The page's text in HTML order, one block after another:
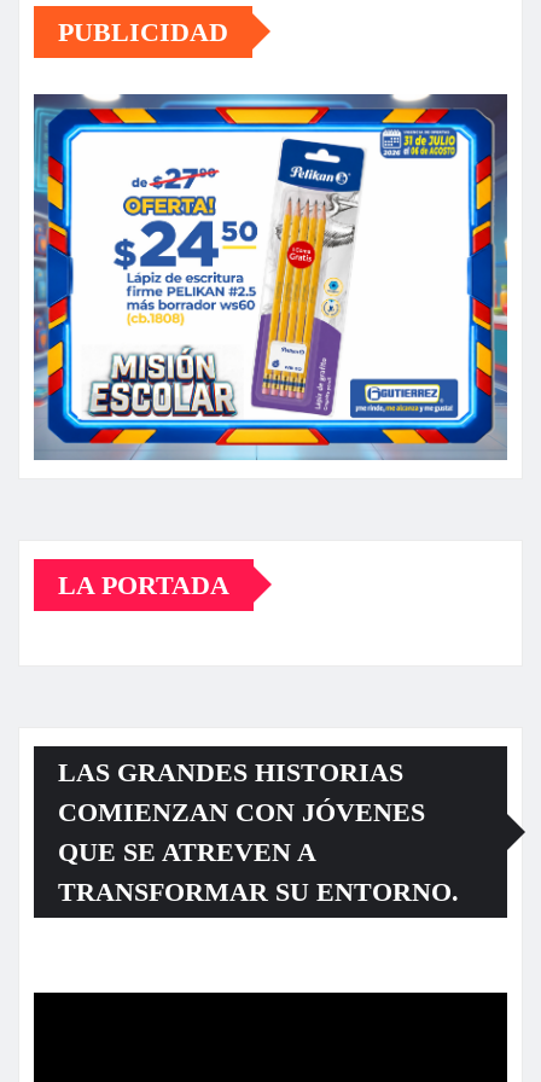
PUBLICIDAD
LA PORTADA
LAS GRANDES HISTORIAS
COMIENZAN CON JÓVENES
QUE SE ATREVEN A
TRANSFORMAR SU ENTORNO.